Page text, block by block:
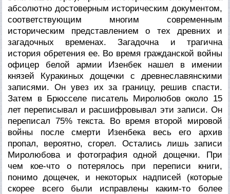
абсолютно достоверным историческим документом,
соответствующим многим современным
историческим представлением о тех древних и
загадочных временах. Загадочна и трагична
история обретения ее. Во время гражданской войны
офицер белой армии Изенбек нашел в имении
князей Куракиных дощечки с древнеславянскими
записями. Он увез их за границу, решив спасти.
Затем в Брюсселе писатель Миролюбов около 15
лет переписывал и расшифровывал эти записи. Он
переписал 75% текста. Во время второй мировой
войны после смерти Изенбека весь его архив
пропал, вероятно, сгорел. Остались лишь записи
Миролюбова и фотография одной дощечки. При
чем кое-что о потерялось при переписи книги,
понимо дощечек, и некоторых надписей (которые
скорее всего были исправлены каким-то более